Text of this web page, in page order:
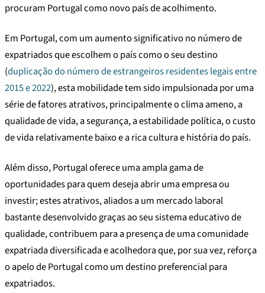
procuram Portugal como novo país de acolhimento.
Em Portugal, com um aumento significativo no número de
expatriados que escolhem o país como o seu destino
(duplicação do número de estrangeiros residentes legais entre
2015 e 2022), esta mobilidade tem sido impulsionada por uma
série de fatores atrativos, principalmente o clima ameno, a
qualidade de vida, a segurança, a estabilidade política, o custo
de vida relativamente baixo e a rica cultura e história do país.
Além disso, Portugal oferece uma ampla gama de
oportunidades para quem deseja abrir uma empresa ou
investir; estes atrativos, aliados a um mercado laboral
bastante desenvolvido graças ao seu sistema educativo de
qualidade, contribuem para a presença de uma comunidade
expatriada diversificada e acolhedora que, por sua vez, reforça
o apelo de Portugal como um destino preferencial para
expatriados.